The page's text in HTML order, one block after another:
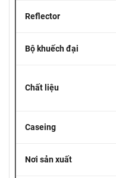
Reflector
Bộ khuếch đại
Chất liệu
Caseing
Nơi sản xuất